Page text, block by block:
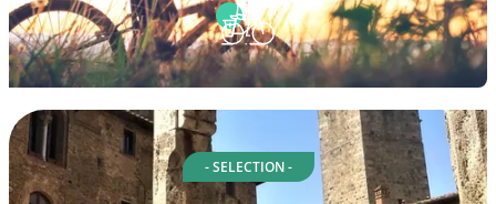
- SELECTION -